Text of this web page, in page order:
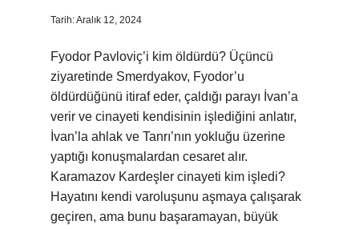
Tarih: Aralık 12, 2024
Fyodor Pavloviç’i kim öldürdü? Üçüncü
ziyaretinde Smerdyakov, Fyodor’u
öldürdüğünü itiraf eder, çaldığı parayı İvan’a
verir ve cinayeti kendisinin işlediğini anlatır,
İvan’la ahlak ve Tanrı’nın yokluğu üzerine
yaptığı konuşmalardan cesaret alır.
Karamazov Kardeşler cinayeti kim işledi?
Hayatını kendi varoluşunu aşmaya çalışarak
geçiren, ama bunu başaramayan, büyük